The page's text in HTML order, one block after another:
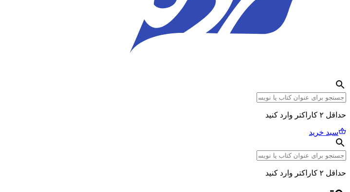
حداقل ۲ کاراکتر وارد کنید
سبد خرید
حداقل ۲ کاراکتر وارد کنید